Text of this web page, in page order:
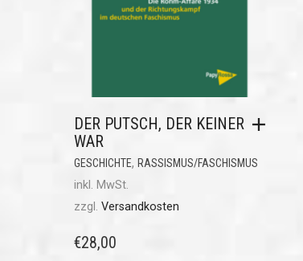
DER PUTSCH, DER KEINER
WAR
GESCHICHTE, RASSISMUS/FASCHISMUS
inkl. MwSt.
zzgl. Versandkosten
€28,00